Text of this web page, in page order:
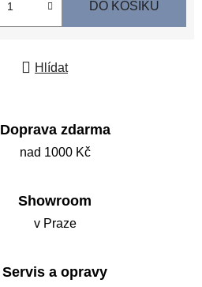
DO KOŠÍKU
Hlídat
Doprava zdarma
nad 1000 Kč
Showroom
v Praze
Servis a opravy